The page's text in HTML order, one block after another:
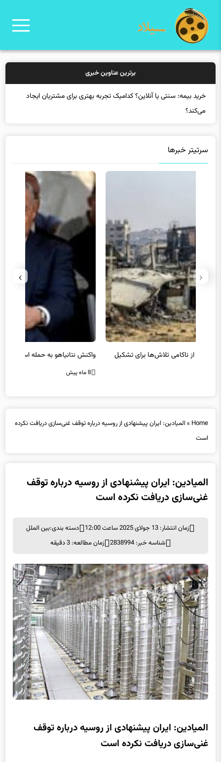
برترین عناوین خبری
خرید بیمه: سنتی یا آنلاین؟ کدامیک تجربه بهتری برای مشتریان ایجاد
می‌کند؟
سرتیتر خبرها
واکنش نتانیاهو به حمله استرالیا
‹
›
Home
» المیادین: ایران پیشنهادی از روسیه درباره توقف غنی‌سازی دریافت نکرده
است
المیادین: ایران پیشنهادی از روسیه درباره توقف
غنی‌سازی دریافت نکرده است
زمان انتشار: 13 جولای 2025 ساعت 12:00 دسته بندی:بین الملل
شناسه خبر: 2838994
زمان مطالعه: 3 دقیقه
المیادین: ایران پیشنهادی از روسیه درباره توقف
غنی‌سازی دریافت نکرده است